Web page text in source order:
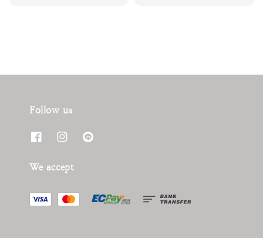
Follow us
We accept